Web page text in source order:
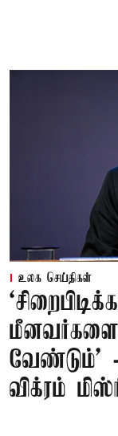
உலக செய்திகள்
மீனவர்களை
வேண்டும்'
விக்ரம்